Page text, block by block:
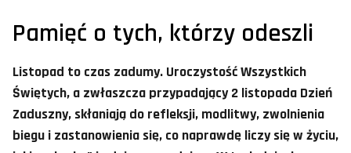
Pamięć o tych, którzy odeszli
Listopad to czas zadumy. Uroczystość Wszystkich
Świętych, a zwłaszcza przypadający 2 listopada Dzień
Zaduszny, skłaniają do refleksji, modlitwy, zwolnienia
biegu i zastanowienia się, co naprawdę liczy się w życiu,